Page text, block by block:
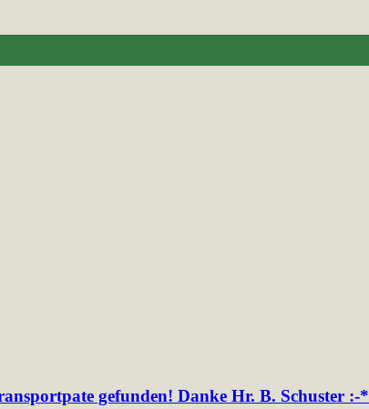
gefunden! Danke Hr. B. Schuster :-*